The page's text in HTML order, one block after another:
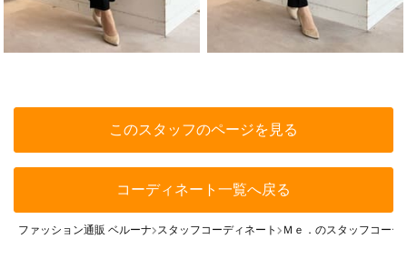
このスタッフのページを見る
コーディネート一覧へ戻る
ファッション通販 ベルーナ スタッフコーディネート Ｍｅ．のスタッフコーデ